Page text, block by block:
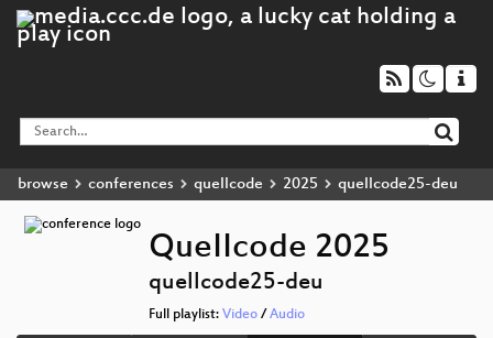
browse conferences quellcode 2025 quellcode25-deu
QueIIcode 2025
quellcode25-deu
Full playlist: Video / Audio